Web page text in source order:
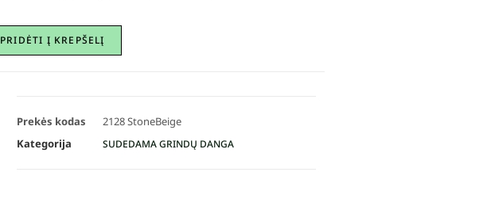
PRIDĖTI Į KREPŠELĮ
Prekės kodas
2128 StoneBeige
Kategorija
SUDEDAMA GRINDŲ DANGA